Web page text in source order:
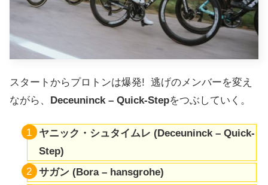
スタートからプロトンは爆発! 逃げのメンバーを変え
ながら、
Deceuninck – Quick-Stepをつぶしていく。
ヤニック・シュタイムレ (Deceuninck – Quick-
Step)
サガン (Bora – hansgrohe)